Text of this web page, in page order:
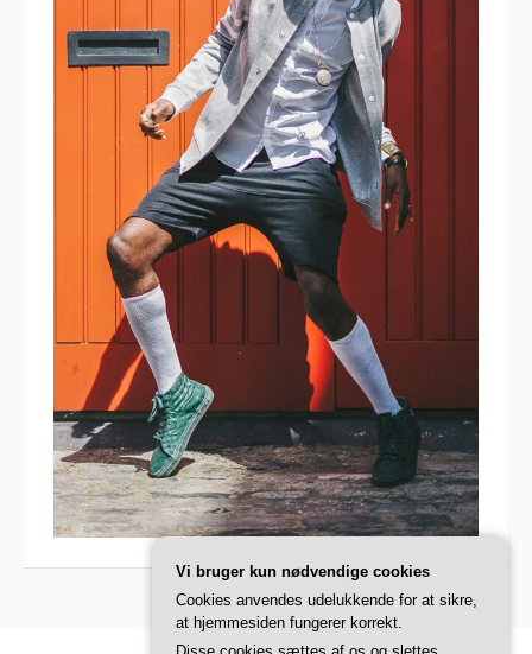
Vi bruger kun nødvendige cookies
Cookies anvendes udelukkende for at sikre,
at hjemmesiden fungerer korrekt.